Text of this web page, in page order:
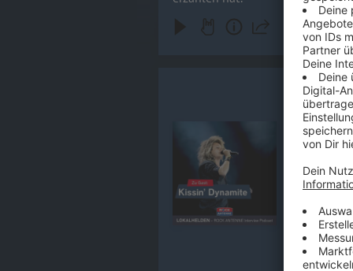
Audiotitel - Hannes Braun /
Hannes
fortan nur
alles
erscheint
komplett
der
euch